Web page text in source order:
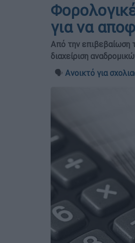
για να
Από την επιβεβαίωση
διαχείριση
🗣️ Ανοικτό για